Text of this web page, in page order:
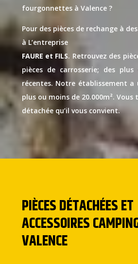
fourgonnettes à Valence ?
Pour des pièces de rechange à
à L’entreprise
FAURE et FILS. Retrouvez des
pièces de carrosserie; des
récentes. Notre établissement a
plus ou moins de 20.000m². Vous
détachée qu’il vous convient.
PIÈCES DÉTACHÉES ET
ACCESSOIRES
VALENCE